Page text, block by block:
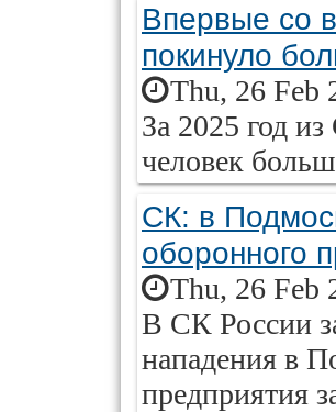
Впервые со
покинуло
Thu, 26 Feb
За 2025 год
человек
СК: в
оборонного
Thu, 26 Feb
В СК России
нападения в
предприятия